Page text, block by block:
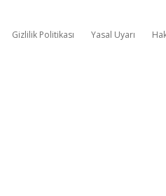
Gizlilik Politikası Yasal Uyarı